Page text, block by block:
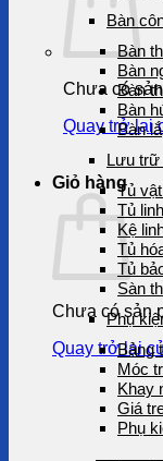
Chưa có
Quay trở lại
Giỏ hàng
Chưa có sản
Quay trở lại
Bàn
Bàn
Bàn
Bàn
Bàn
Bàn
Lưu
Tủ
Tủ
Kệ
Tủ
Tủ
Sàn
Phụ
Bảng
Móc
Khay
Giá
Phụ